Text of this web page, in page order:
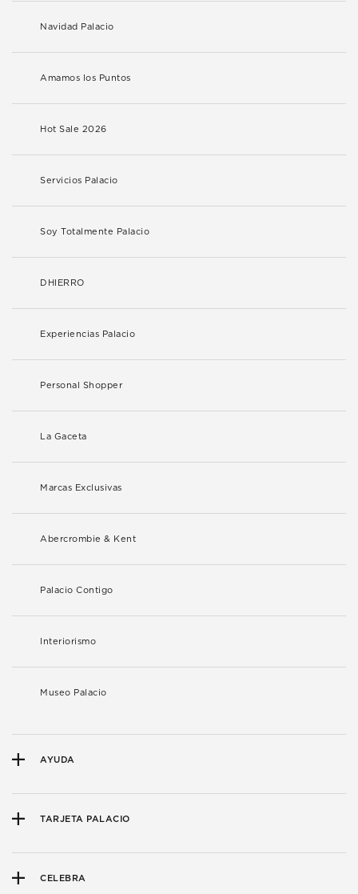
Navidad Palacio
Amamos los Puntos
Hot Sale 2026
Servicios Palacio
Soy Totalmente Palacio
DHIERRO
Experiencias Palacio
Personal Shopper
La Gaceta
Marcas Exclusivas
Abercrombie & Kent
Palacio Contigo
Interiorismo
Museo Palacio
AYUDA
TARJETA PALACIO
CELEBRA